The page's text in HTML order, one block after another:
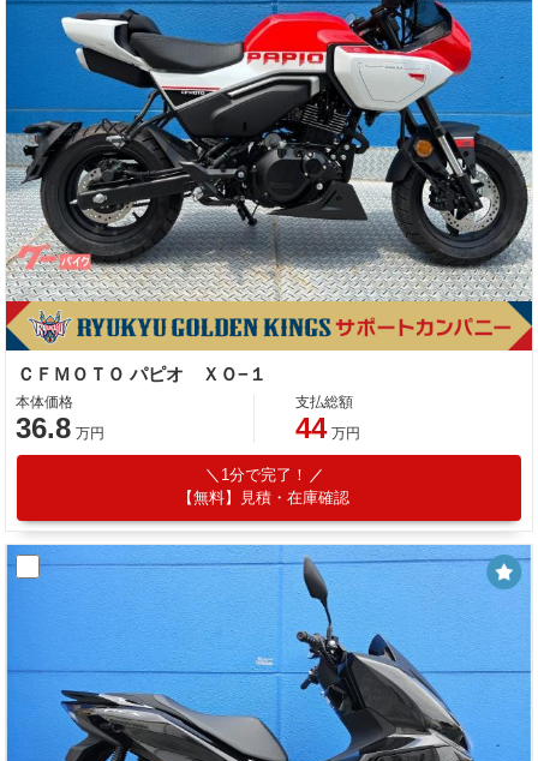
ＣＦＭＯＴＯ パピオ ＸＯ−１
本体価格
36.8 万円
支払総額
44 万円
1分で完了！
【無料】見積・在庫確認